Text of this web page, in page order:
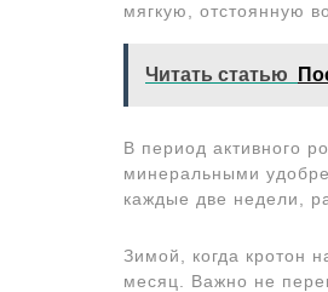
мягкую, отстоянную
Читать статью
В период активного
минеральными
каждые две недели,
Зимой, когда кротон
месяц. Важно не